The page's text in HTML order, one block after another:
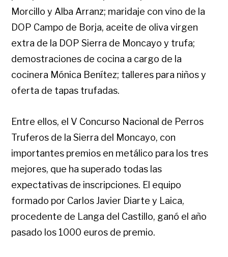
Morcillo y Alba Arranz; maridaje con vino de la
DOP Campo de Borja, aceite de oliva virgen
extra de la DOP Sierra de Moncayo y trufa;
demostraciones de cocina a cargo de la
cocinera Mónica Benítez; talleres para niños y
oferta de tapas trufadas.
Entre ellos, el V Concurso Nacional de Perros
Truferos de la Sierra del Moncayo, con
importantes premios en metálico para los tres
mejores, que ha superado todas las
expectativas de inscripciones. El equipo
formado por Carlos Javier Diarte y Laica,
procedente de Langa del Castillo, ganó el año
pasado los 1000 euros de premio.